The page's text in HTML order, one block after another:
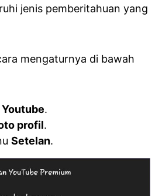
jenis pemberitahuan yang
mengaturnya di bawah
Youtube.
profil.
Setelan.